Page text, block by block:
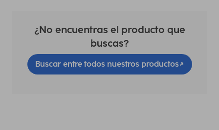
¿No encuentras el producto que
buscas?
Buscar entre todos nuestros productos